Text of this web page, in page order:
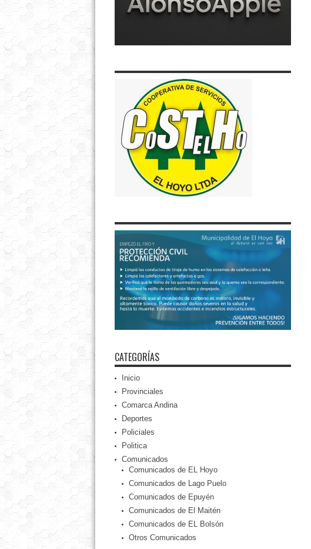
CATEGORÍAS
Inicio
Provinciales
Comarca Andina
Deportes
Policiales
Politica
Comunicados
Comunicados de EL Hoyo
Comunicados de Lago Puelo
Comunicados de Epuyén
Comunicados de El Maitén
Comunicados de EL Bolsón
Otros Comunicados